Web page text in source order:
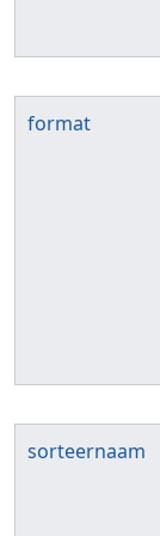
format
sorteernaam